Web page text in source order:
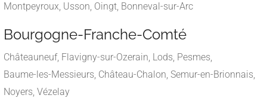
Montpeyroux, Usson, Oingt, Bonneval-sur-Arc
Bourgogne-Franche-Comté
Châteauneuf, Flavigny-sur-Ozerain, Lods, Pesmes,
Baume-les-Messieurs, Château-Chalon, Semur-en-Brionnais,
Noyers, Vézelay